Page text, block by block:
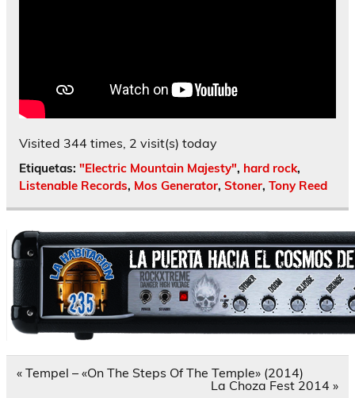
Visited 344 times, 2 visit(s) today
Etiquetas: "Electric Mountain Majesty", hard rock,
Listenable Records, Mos Generator, Stoner, Tony Reed
Navegación
« Tempel – «On The Steps Of The Temple» (2014)
La Choza Fest 2014 »